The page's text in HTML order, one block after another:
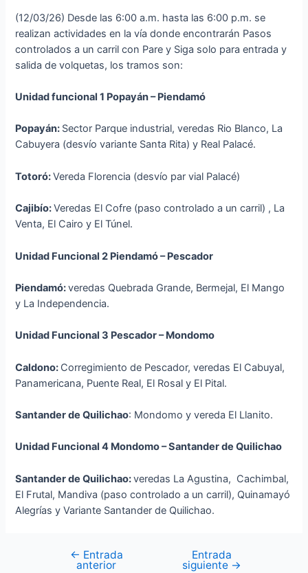
(12/03/26) Desde las 6:00 a.m. hasta las 6:00 p.m. se
realizan actividades en la vía donde encontrarán Pasos
controlados a un carril con Pare y Siga solo para entrada y
salida de volquetas, los tramos son:
Unidad funcional 1 Popayán – Piendamó
Popayán: Sector Parque industrial, veredas Rio Blanco, La
Cabuyera (desvío variante Santa Rita) y Real Palacé.
Totoró:Vereda Florencia (desvío par vial Palacé)
Cajibío:Veredas El Cofre (paso controlado a un carril) , La
Venta, El Cairo y El Túnel.
Unidad Funcional 2 Piendamó – Pescador
Piendamó:veredas Quebrada Grande, Bermejal, El Mango
y La Independencia.
Unidad Funcional 3 Pescador – Mondomo
Caldono: Corregimiento de Pescador, veredas El Cabuyal,
Panamericana, Puente Real, El Rosal y El Pital.
Santander de Quilichao: Mondomo y vereda El Llanito.
Unidad Funcional 4 Mondomo – Santander de Quilichao
Santander de Quilichao:veredas La Agustina, Cachimbal,
El Frutal, Mandiva (paso controlado a un carril), Quinamayó
Alegrías y Variante Santander de Quilichao.
← Entrada
anterior
Entrada
siguiente →